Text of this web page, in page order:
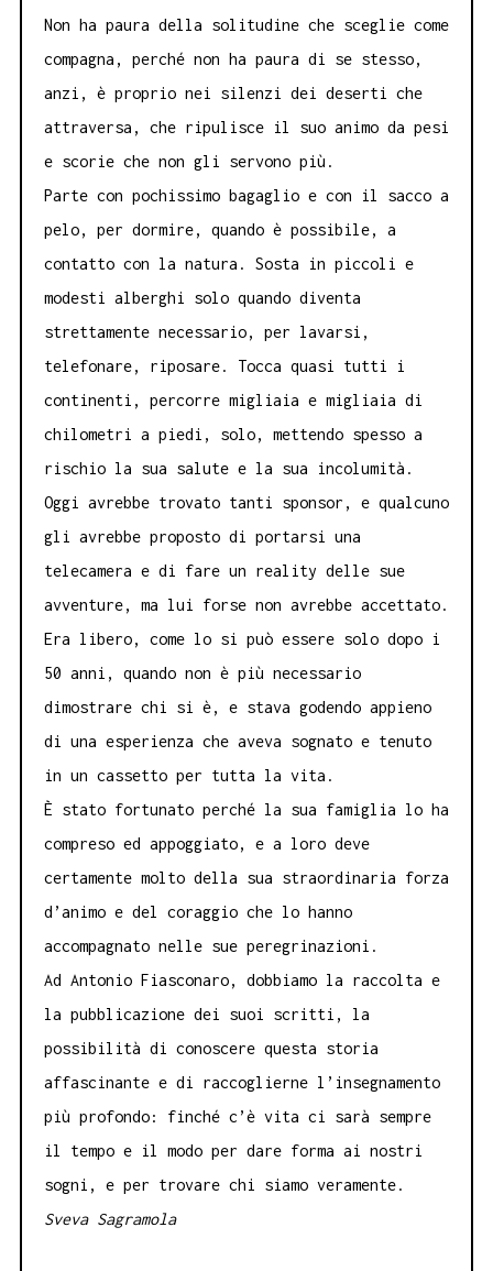
Non ha paura della solitudine che sceglie come
compagna, perché non ha paura di se stesso,
anzi, è proprio nei silenzi dei deserti che
attraversa, che ripulisce il suo animo da pesi
e scorie che non gli servono più.
Parte con pochissimo bagaglio e con il sacco a
pelo, per dormire, quando è possibile, a
contatto con la natura. Sosta in piccoli e
modesti alberghi solo quando diventa
strettamente necessario, per lavarsi,
telefonare, riposare. Tocca quasi tutti i
continenti, percorre migliaia e migliaia di
chilometri a piedi, solo, mettendo spesso a
rischio la sua salute e la sua incolumità.
Oggi avrebbe trovato tanti sponsor, e qualcuno
gli avrebbe proposto di portarsi una
telecamera e di fare un reality delle sue
avventure, ma lui forse non avrebbe accettato.
Era libero, come lo si può essere solo dopo i
50 anni, quando non è più necessario
dimostrare chi si è, e stava godendo appieno
di una esperienza che aveva sognato e tenuto
in un cassetto per tutta la vita.
È stato fortunato perché la sua famiglia lo ha
compreso ed appoggiato, e a loro deve
certamente molto della sua straordinaria forza
d’animo e del coraggio che lo hanno
accompagnato nelle sue peregrinazioni.
Ad Antonio Fiasconaro, dobbiamo la raccolta e
la pubblicazione dei suoi scritti, la
possibilità di conoscere questa storia
affascinante e di raccoglierne l’insegnamento
più profondo: finché c’è vita ci sarà sempre
il tempo e il modo per dare forma ai nostri
sogni, e per trovare chi siamo veramente.
Sveva Sagramola